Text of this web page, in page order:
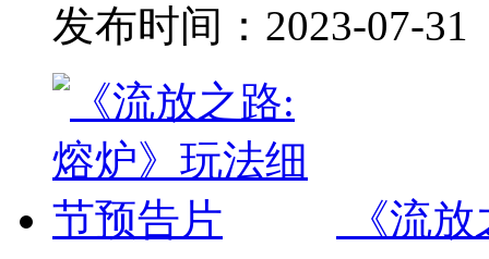
发布时间： 2023-07-31
《流